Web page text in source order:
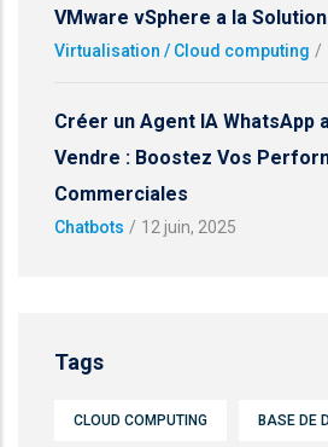
VMware vSphere a la
Virtualisation / Cloud computing /
Créer un Agent IA WhatsApp
Vendre : Boostez Vos
Commerciales
Chatbots / 12 juin, 2025
Tags
CLOUD COMPUTING BASE DE